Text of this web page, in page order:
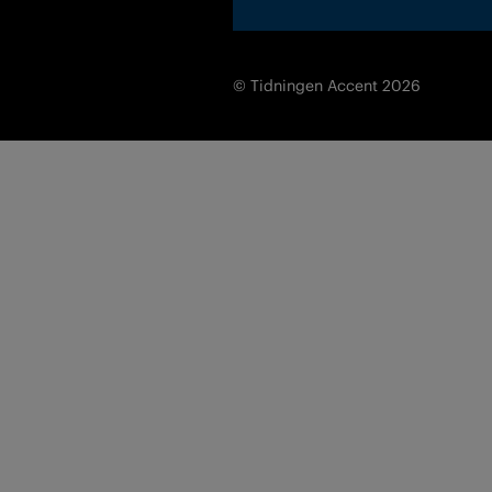
© Tidningen Accent 2026